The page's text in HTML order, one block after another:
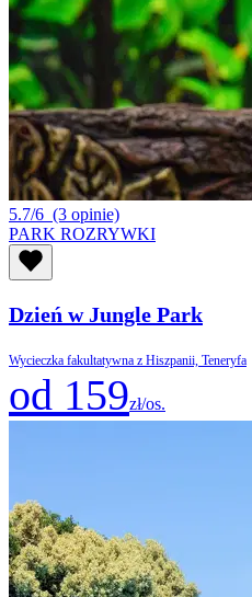
5.7/6 (3 opinie)
PARK ROZRYWKI
Dzień w Jungle Park
Wycieczka fakultatywna z Hiszpanii, Teneryfa
od 159zł/os.